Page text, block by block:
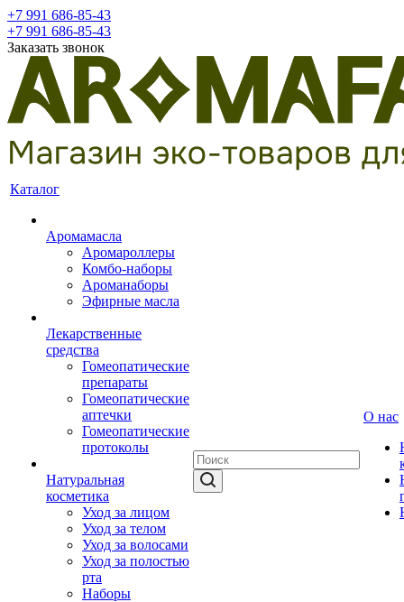
+7 991 686-85-43
+7 991 686-85-43
Заказать звонок
Каталог
Аромамасла
Аромароллеры
Комбо-наборы
Ароманаборы
Эфирные масла
Лекарственные
средства
Гомеопатические
препараты
Гомеопатические
аптечки
Гомеопатические
протоколы
Натуральная
косметика
Уход за лицом
Уход за телом
Уход за волосами
Уход за полостью
рта
Наборы
О нас